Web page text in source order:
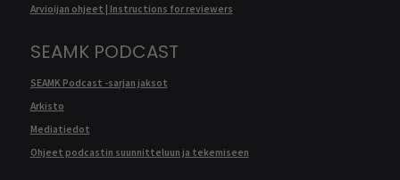
Arvioijan ohjeet | Instructions for reviewers
SEAMK PODCAST
SEAMK Podcast -sarjan jaksot
Arkisto
Mediatiedot
Ohjeet podcastin suunnitteluun ja tekemiseen